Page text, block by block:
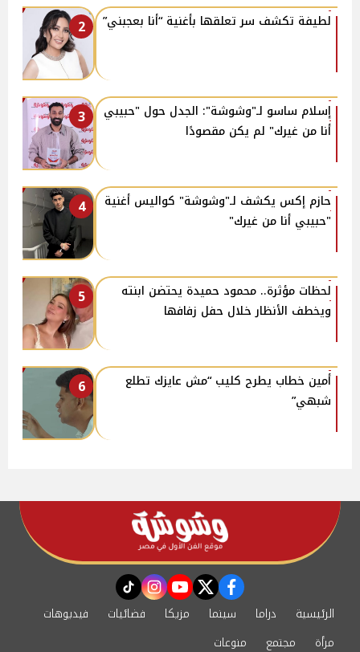
2 لطيفة تكشف سر تعلقها بأغنية “أنا بعجبني”
3
إسلام ساسو لـ"وشوشة": الجدل حول "حبيبي
أنا من غيرك" لم يكن مقصودًا
4
حازم إكس يكشف لـ"وشوشة" كواليس أغنية
"حبيبي أنا من غيرك"
5
لحظات مؤثرة.. محمود حميدة يحتضن ابنته
ويخطف الأنظار خلال حفل زفافها
6
أمين خطاب يطرح كليب “مش عايزك تطلع
شبهي”
facebook
twitter
youtube
instagram
tiktok
الرئيسية دراما سينما مزيكا فضائيات
فيديوهات
مرأة
مجتمع منوعات